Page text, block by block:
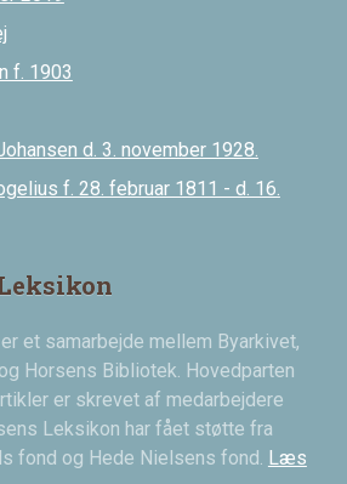
f. 1903
d. 3. november 1928.
f. 28. februar 1811 - d. 16.
et samarbejde mellem Byarkivet,
Horsens Bibliotek. Hovedparten
er skrevet af medarbejdere
Leksikon har fået støtte fra
fond og Hede Nielsens fond. Læs